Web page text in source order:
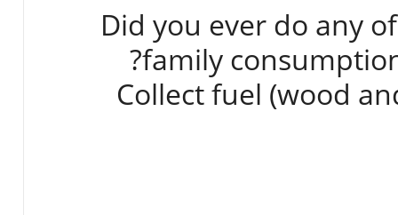
Did you ever do any
family